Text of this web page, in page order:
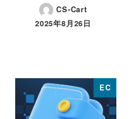
CS-Cart
投稿日
2025年8月26日
EC